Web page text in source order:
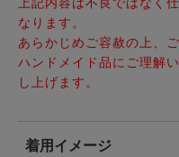
なります。
あらかじめご容赦の上、
ハンドメイド品にご理解
し上げます。
着用イメージ